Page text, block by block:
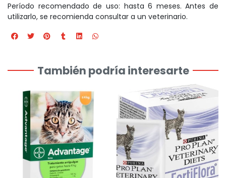
Período recomendado de uso: hasta 6 meses. Antes de
utilizarlo, se recomienda consultar a un veterinario.
También podría interesarte